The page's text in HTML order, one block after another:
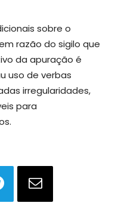
sobre o
razão do sigilo que
da apuração é
uso de verbas
irregularidades,
para